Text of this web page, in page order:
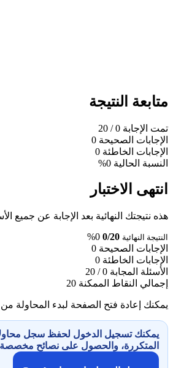
متابعة النتيجة
تمت الإجابة 0
/ 20
الإجابات الصحيحة 0
الإجابات الخاطئة 0
النسبة الحالية 0%
انتهى الاختبار
هذه نتيجتك النهائية بعد الإجابة عن جميع
النتيجة النهائية 0/20
0%
الإجابات الصحيحة 0
الإجابات الخاطئة 0
الأسئلة المجابة 0 / 20
إجمالي النقاط الممكنة 20
يمكنك إعادة فتح الصفحة لبدء المحاولة من
يمكنك تسجيل الدخول لحفظ سجل
المتكررة، والحصول على نصائح مخصصة.